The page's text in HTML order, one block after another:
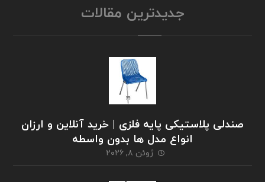
جدیدترین مقالات
صندلی پلاستیکی پایه فلزی | خرید آنلاین و ارزان
انواع مدل ها بدون واسطه
ژوئن ۸, ۲۰۲۶